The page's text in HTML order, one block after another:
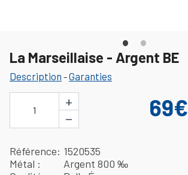
La Marseillaise - Argent BE
Description -Garanties
1
+
−
69€
Référence 1520535
Métal
Argent 800 ‰